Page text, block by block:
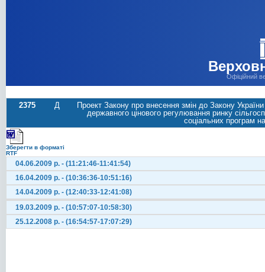
Офіційний
2375 Д
Проект Закону про внесення змін до Закону
державного цінового регулювання ринку
соціальних програм
Зберегти в форматі
RTF
04.06.2009 р. - (11:21:46-11:41:54)
16.04.2009 р. - (10:36:36-10:51:16)
14.04.2009 р. - (12:40:33-12:41:08)
19.03.2009 р. - (10:57:07-10:58:30)
25.12.2008 р. - (16:54:57-17:07:29)